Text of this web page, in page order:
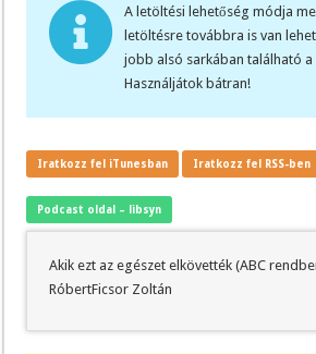
A letöltési lehetőség módja
letöltésre továbbra is van
jobb alsó sarkában található a
Használjátok bátran!
Iratkozz fel iTunesban Iratkozz fel RSS-ben
Podcast oldal – libsyn
Akik ezt az egészet elkövették (ABC
RóbertFicsor Zoltán